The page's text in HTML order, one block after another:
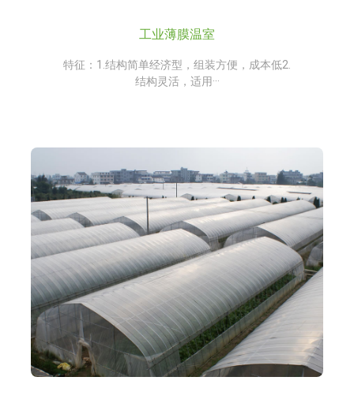
工业薄膜温室
特征：1.结构简单经济型，组装方便，成本低2.
结构灵活，适用···